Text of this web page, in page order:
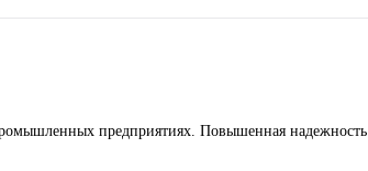
предприятиях. Повышенная надежность